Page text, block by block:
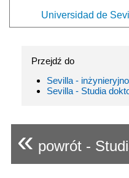
Universidad de
Przejdź do
Sevilla -
Sevilla - Studia
« powrót -